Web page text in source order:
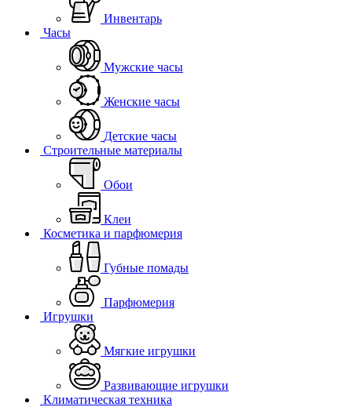
Инвентарь
Часы
Мужские часы
Женские часы
Детские часы
Строительные материалы
Обои
Клеи
Косметика и парфюмерия
Губные помады
Парфюмерия
Игрушки
Мягкие игрушки
Развивающие игрушки
Климатическая техника